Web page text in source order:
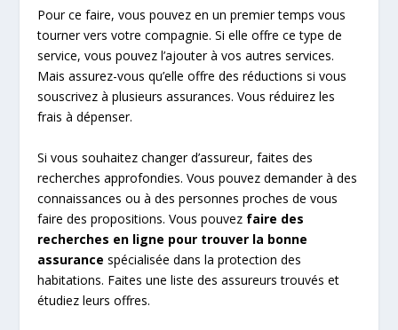
Pour ce faire, vous pouvez en un premier temps vous
tourner vers votre compagnie. Si elle offre ce type de
service, vous pouvez l’ajouter à vos autres services.
Mais assurez-vous qu’elle offre des réductions si vous
souscrivez à plusieurs assurances. Vous réduirez les
frais à dépenser.
Si vous souhaitez changer d’assureur, faites des
recherches approfondies. Vous pouvez demander à des
connaissances ou à des personnes proches de vous
faire des propositions. Vous pouvez faire des
recherches en ligne pour trouver la bonne
assurance spécialisée dans la protection des
habitations. Faites une liste des assureurs trouvés et
étudiez leurs offres.